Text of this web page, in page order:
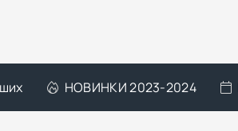
НОВИНКИ 2023-2024